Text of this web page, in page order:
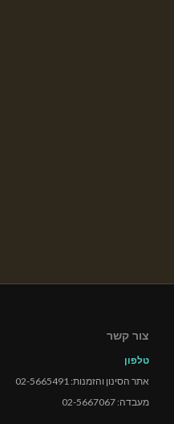
צור קשר
טלפון
אתר הסינון והזמנות: 02-5665491
מעבדה: 02-5667067